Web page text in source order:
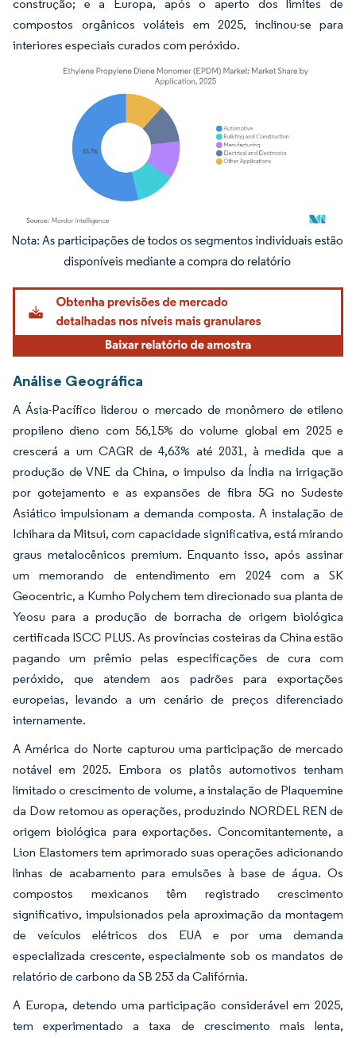
construção; e a Europa, após o aperto dos limites de
compostos orgânicos voláteis em 2025, inclinou-se para
interiores especiais curados com peróxido.
Imagem © Mordor Intelligence. O reuso requer atribuição conforme CC BY 4.0.
Análise Geográfica
A Ásia-Pacífico liderou o mercado de monômero de etileno
propileno dieno com 56,15% do volume global em 2025 e
crescerá a um CAGR de 4,63% até 2031, à medida que a
produção de VNE da China, o impulso da Índia na irrigação
por gotejamento e as expansões de fibra 5G no Sudeste
Asiático impulsionam a demanda composta. A instalação de
Ichihara da Mitsui, com capacidade significativa, está mirando
graus metalocênicos premium. Enquanto isso, após assinar
um memorando de entendimento em 2024 com a SK
Geocentric, a Kumho Polychem tem direcionado sua planta de
Yeosu para a produção de borracha de origem biológica
certificada ISCC PLUS. As províncias costeiras da China estão
pagando um prêmio pelas especificações de cura com
peróxido, que atendem aos padrões para exportações
europeias, levando a um cenário de preços diferenciado
internamente.
A América do Norte capturou uma participação de mercado
notável em 2025. Embora os platôs automotivos tenham
limitado o crescimento de volume, a instalação de Plaquemine
da Dow retomou as operações, produzindo NORDEL REN de
origem biológica para exportações. Concomitantemente, a
Lion Elastomers tem aprimorado suas operações adicionando
linhas de acabamento para emulsões à base de água. Os
compostos mexicanos têm registrado crescimento
significativo, impulsionados pela aproximação da montagem
de veículos elétricos dos EUA e por uma demanda
especializada crescente, especialmente sob os mandatos de
relatório de carbono da SB 253 da Califórnia.
A Europa, detendo uma participação considerável em 2025,
tem experimentado a taxa de crescimento mais lenta,